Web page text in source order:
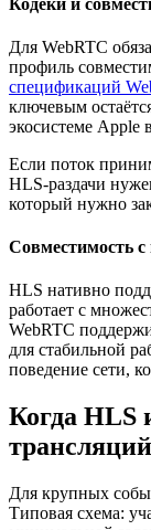
Для WebRTC
профиль
спецификаций
ключевым
экосистеме Apple
Если поток
HLS-раздачи
который нужно
Совместимость с
HLS нативно
работает с
WebRTC
для стабильной
поведение сети,
Когда HLS
Для крупных
Типовая схема: